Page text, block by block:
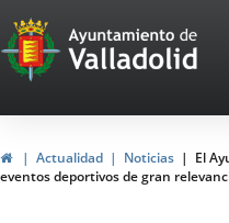
Portal
Web
del
de
InicioActualidad Noticias
El
eventos deportivos de gran